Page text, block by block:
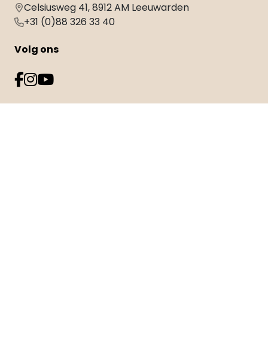
Celsiusweg 41, 8912 AM Leeuwarden
+31 (0)88 326 33 40
Volg ons